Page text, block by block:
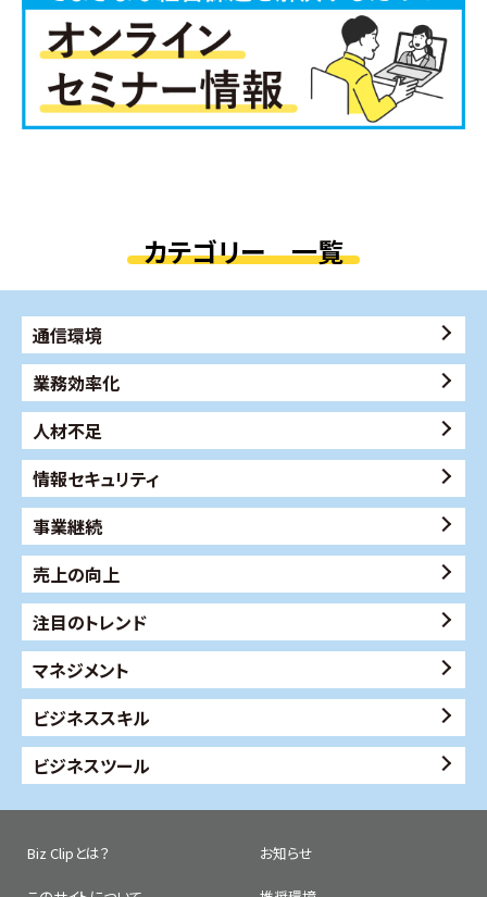
カテゴリー 一覧
通信環境
業務効率化
人材不足
情報セキュリティ
事業継続
売上の向上
注目のトレンド
マネジメント
ビジネススキル
ビジネスツール
Biz Clipとは？ お知らせ